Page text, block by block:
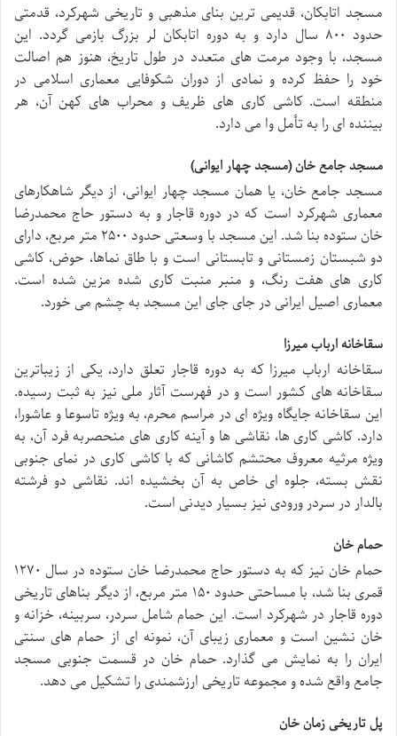
مسجد اتابکان، قدیمی ترین بنای مذهبی و تاریخی شهرکرد، قدمتی
حدود ۸۰۰ سال دارد و به دوره اتابکان لر بزرگ بازمی گردد. این
مسجد، با وجود مرمت های متعدد در طول تاریخ، هنوز هم اصالت
خود را حفظ کرده و نمادی از دوران شکوفایی معماری اسلامی در
منطقه است. کاشی کاری های ظریف و محراب های کهن آن، هر
بیننده ای را به تأمل وا می دارد.
مسجد جامع خان (مسجد چهار ایوانی)
مسجد جامع خان، یا همان مسجد چهار ایوانی، از دیگر شاهکارهای
معماری شهرکرد است که در دوره قاجار و به دستور حاج محمدرضا
خان ستوده بنا شد. این مسجد با وسعتی حدود ۲۵۰۰ متر مربع، دارای
دو شبستان زمستانی و تابستانی است و با طاق نماها، حوض، کاشی
کاری های هفت رنگ، و منبر منبت کاری شده مزین شده است.
معماری اصیل ایرانی در جای جای این مسجد به چشم می خورد.
سقاخانه ارباب میرزا
سقاخانه ارباب میرزا که به دوره قاجار تعلق دارد، یکی از زیباترین
سقاخانه های کشور است و در فهرست آثار ملی نیز به ثبت رسیده.
این سقاخانه جایگاه ویژه ای در مراسم محرم، به ویژه تاسوعا و عاشورا،
دارد. کاشی کاری ها، نقاشی ها و آینه کاری های منحصربه فرد آن، به
ویژه مرثیه معروف محتشم کاشانی که با کاشی کاری در نمای جنوبی
نقش بسته، جلوه ای خاص به آن بخشیده اند. نقاشی دو فرشته
بالدار در سردر ورودی نیز بسیار دیدنی است.
حمام خان
حمام خان نیز که به دستور حاج محمدرضا خان ستوده در سال ۱۲۷۰
قمری بنا شد، با مساحتی حدود ۱۵۰ متر مربع، از دیگر بناهای تاریخی
دوره قاجار در شهرکرد است. این حمام شامل سردر، سربینه، خزانه و
خان نشین است و معماری زیبای آن، نمونه ای از حمام های سنتی
ایران را به نمایش می گذارد. حمام خان در قسمت جنوبی مسجد
جامع واقع شده و مجموعه تاریخی ارزشمندی را تشکیل می دهد.
پل تاریخی زمان خان